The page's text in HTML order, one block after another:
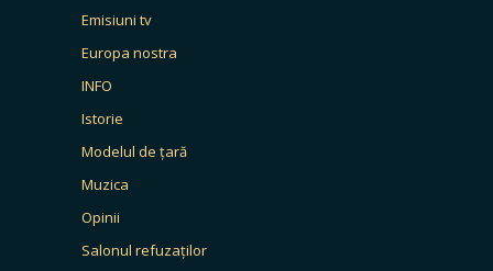
Emisiuni tv
Europa nostra
INFO
Istorie
Modelul de țară
Muzica
Opinii
Salonul refuzaților